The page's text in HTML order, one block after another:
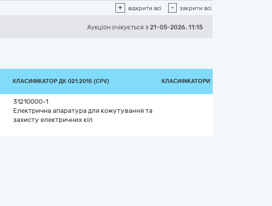
+ відкрити всі - закрити всі
Аукціон очікується з 21-05-2026, 11:15
КЛАСИФІКАТОР ДК 021:2015 (CPV) КЛАСИФІКАТОРИ
31210000-1
Електрична апаратура для комутування та
захисту електричних кіл